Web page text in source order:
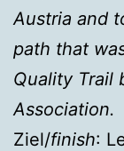
Austria and
path that
Quality Trail
Association.
Ziel/finish: